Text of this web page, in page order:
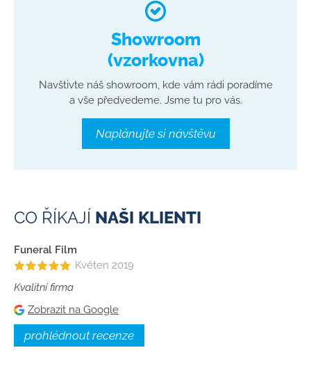
Showroom
(vzorkovna)
Navštivte náš showroom, kde vám rádi poradíme
a vše předvedeme. Jsme tu pro vás.
Naplánujte si návštěvu
CO ŘÍKAJÍ NAŠI KLIENTI
Funeral Film
Květen 2019
Kvalitní firma
Zobrazit na Google
prohlédnout recenze